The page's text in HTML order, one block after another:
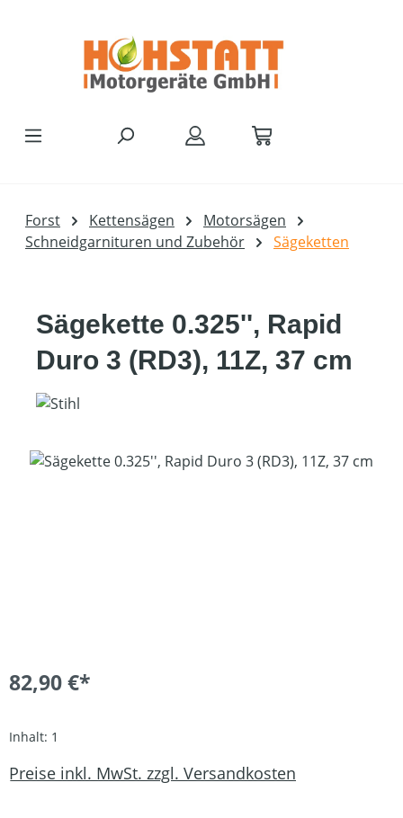
Forst Kettensägen
Motorsägen
Schneidgarnituren und Zubehör
Sägeketten
Sägekette 0.325'', Rapid
Duro 3 (RD3), 11Z, 37 cm
Bildergalerie überspringen
82,90 €*
Inhalt: 1
Preise inkl. MwSt. zzgl. Versandkosten